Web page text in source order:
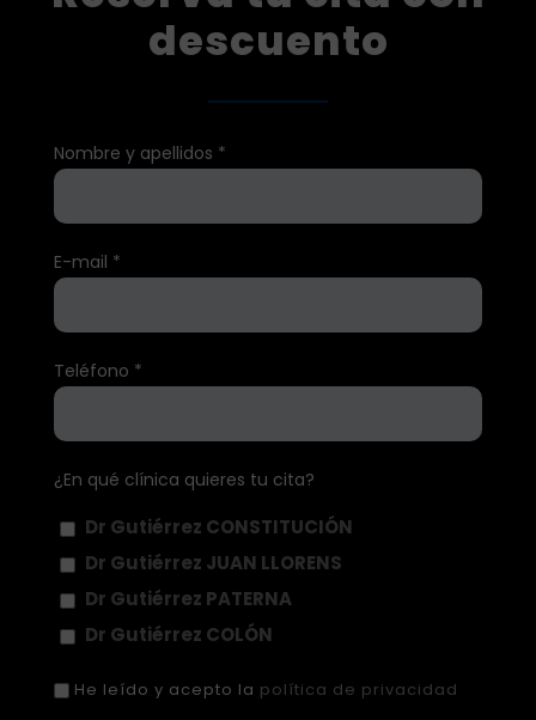
descuento
Nombre y apellidos *
E-mail *
Teléfono *
¿En qué clínica quieres tu cita?
Dr Gutiérrez CONSTITUCIÓN
Dr Gutiérrez JUAN LLORENS
Dr Gutiérrez PATERNA
Dr Gutiérrez COLÓN
He leído y acepto la política de privacidad